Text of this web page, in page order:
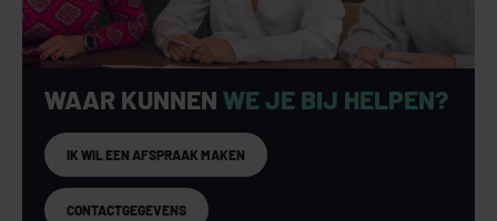
WAAR KUNNEN WE JE BIJ HELPEN?
IK WIL EEN AFSPRAAK MAKEN
CONTACTGEGEVENS